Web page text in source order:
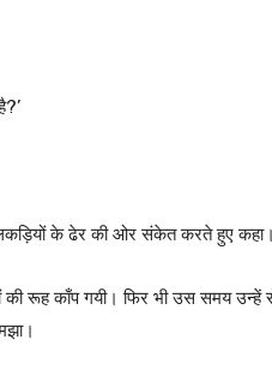
लकड़ियों के ढेर की ओर संकेत करते हुए कहा।
की रूह काँप गयी। फिर भी उस समय उन्हें